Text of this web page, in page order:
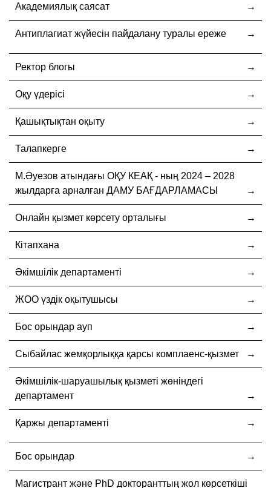
Академиялық саясат
Антиплагиат жүйесін пайдалану туралы ереже
Ректор блогы
Оқу үдерісі
Қашықтықтан оқыту
Талапкерге
М.Әуезов атындағы ОҚУ КЕАҚ - ның 2024 – 2028
жылдарға арналған ДАМУ БАҒДАРЛАМАСЫ
Онлайн қызмет көрсету орталығы
Кітапхана
Әкімшілік департаменті
ЖОО үздік оқытушысы
Бос орындар ауп
Cыбайлас жемқорлыққа қарсы комплаенс-қызмет
Әкімшілік-шаруашылық қызметі жөніндегі
департамент
Қаржы департаменті
Бос орындар
Магистрант және PhD докторанттың жол көрсеткіші